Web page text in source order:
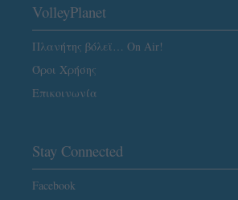
VolleyPlanet
Πλανήτης βόλεϊ… On Air!
Όροι Χρήσης
Επικοινωνία
Stay Connected
Facebook